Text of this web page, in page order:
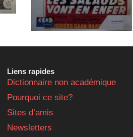
Liens rapides
Dictionnaire non académique
Pourquoi ce site?
Sites d’amis
Newsletters